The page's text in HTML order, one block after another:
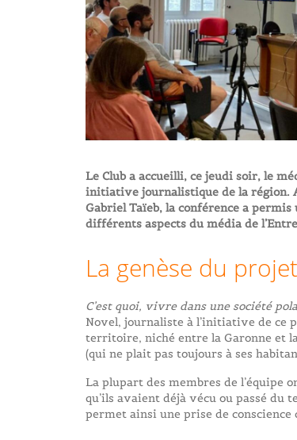
Le Club a accueilli, ce jeudi soir, le
initiative journalistique de la région.
Gabriel Taïeb, la conférence a
différents aspects du média de
La genèse du projet
C’est quoi, vivre dans une société
Novel, journaliste à l’initiative de ce
territoire, niché entre la Garonne et
(qui ne plait pas toujours à ses
La plupart des membres de l’équipe
qu’ils avaient déjà vécu ou passé du
permet ainsi une prise de